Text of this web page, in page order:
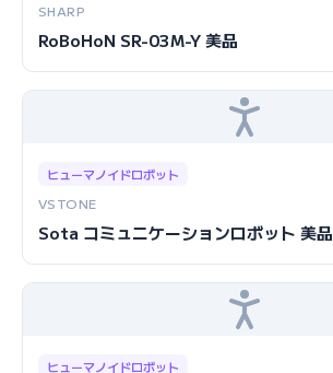
SHARP
RoBoHoN SR-03M-Y 美品
ヒューマノイドロボット
VSTONE
Sota コミュニケーションロボット 美品
ヒューマノイドロボット